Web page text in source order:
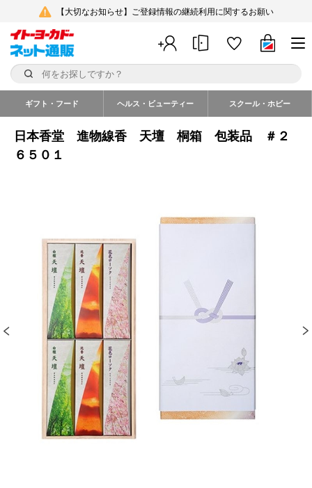
【大切なお知らせ】ご登録情報の継続利用に関するお願い
ギフト・フード ヘルス・ビューティー スクール・ホビー
日本香堂 進物線香 天壇 桐箱 包装品 ＃２
６５０１